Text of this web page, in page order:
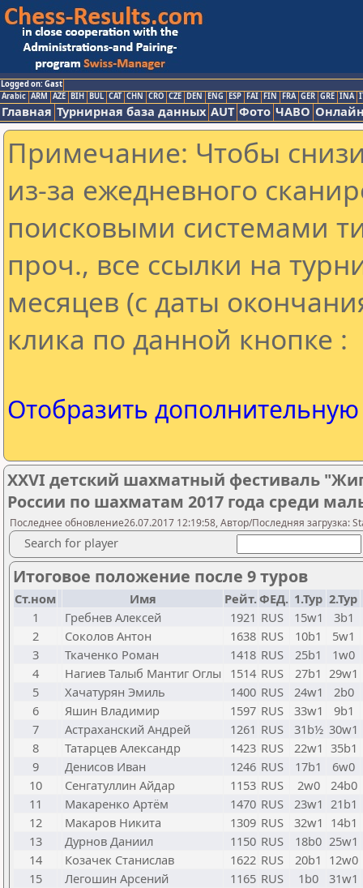
Logged on: Gast
Arabic ARM AZE BIH BUL CAT CHN CRO CZE DEN ENG ESP FAI FIN FRA GER GRE INA
Главная Турнирная база данных AUT Фото ЧАВО
Примечание: Чтобы
из-за ежедневного
поисковыми системами
проч., все ссылки на
месяцев (с даты
клика по данной кнопке :
Отобразить
XXVI детский шахматный фестиваль
России по шахматам 2017 года среди
Последнее обновление26.07.2017 12:19:58, Автор/Последняя загрузка:
Search for player
Итоговое положение после 9 туров
Ст.ном Имя Рейт.ФЕД. 1.Тур 2.Тур
1
Гребнев Алексей 1921 RUS 15w1
3b1
2
Соколов Антон 1638 RUS 10b1
5w1
3
Ткаченко Роман 1418 RUS 25b1
1w0
4
Нагиев Талыб Мантиг Оглы 1514 RUS 27b1 29w1
5
Хачатурян Эмиль 1400 RUS 24w1
2b0
6
Яшин Владимир 1597 RUS 33w1
9b1
7
Астраханский Андрей 1261 RUS 31b½ 30w1
8
Татарцев Александр 1423 RUS 22w1 35b1
9
Денисов Иван 1246 RUS 17b1
6w0
10
Сенгатуллин Айдар 1153 RUS 2w0
24b0
11
Макаренко Артём 1470 RUS 23w1 21b1
12
Макаров Никита 1309 RUS 32w1 14b1
13
Дурнов Даниил 1150 RUS 18b0 25w1
14
Козачек Станислав 1622 RUS 20b1 12w0
15
Легошин Арсений 1165 RUS 1b0
31w1